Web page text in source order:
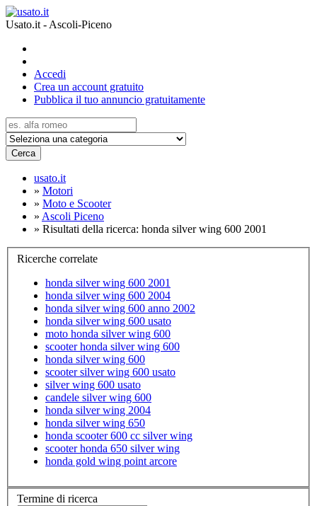
Usato.it - Ascoli-Piceno
Accedi
Crea un account gratuito
Pubblica il tuo annuncio gratuitamente
Cerca
usato.it
» Motori
» Moto e Scooter
» Ascoli Piceno
» Risultati della ricerca: honda silver wing 600 2001
Ricerche correlate
honda silver wing 600 2001
honda silver wing 600 2004
honda silver wing 600 anno 2002
honda silver wing 600 usato
moto honda silver wing 600
scooter honda silver wing 600
honda silver wing 600
scooter silver wing 600 usato
silver wing 600 usato
candele silver wing 600
honda silver wing 2004
honda silver wing 650
honda scooter 600 cc silver wing
scooter honda 650 silver wing
honda gold wing point arcore
Termine di ricerca